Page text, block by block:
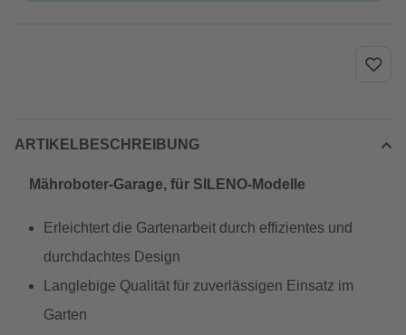
ARTIKELBESCHREIBUNG
Mähroboter-Garage, für SILENO-Modelle
Erleichtert die Gartenarbeit durch effizientes und
durchdachtes Design
Langlebige Qualität für zuverlässigen Einsatz im
Garten